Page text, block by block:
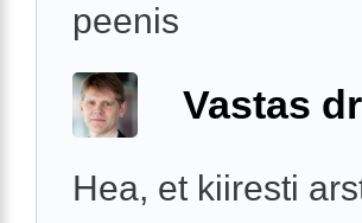
peenis
Vastas
Hea, et kiiresti